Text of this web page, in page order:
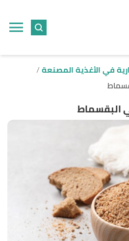
في الأغذية المصنعة
البقسماط